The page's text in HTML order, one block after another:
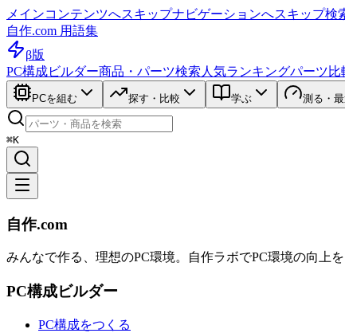
メインコンテンツへスキップナビゲーションへスキップ検
自作.com 用語集
β版
PC構成ビルダー商品・パーツ検索 人気ランキングパーツ比
PCを組む 探す・比較 学ぶ 測る・
⌘K
自作.com
みんなで作る、理想のPC環境。 自作ラボでPC環境の向上
PC構成ビルダー
PC構成をつくる